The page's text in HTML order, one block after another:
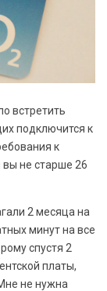
встретить
подключится к
к
не старше 26
2 месяца на
минут на все
спустя 2
платы,
не нужна